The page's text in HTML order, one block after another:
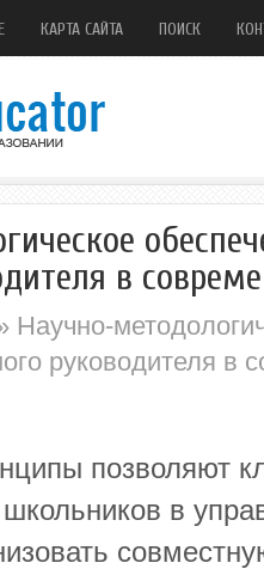
КАРТА САЙТА ПОИСК
в
Научно-
руководителя в
позволяют
школьников в